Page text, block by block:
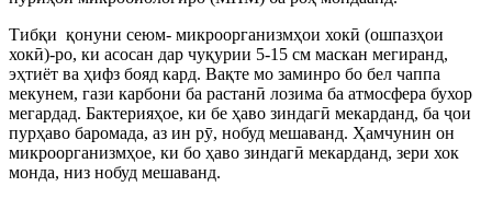
Тибқи қонуни сеюм- микроорганизмҳои хокӣ (ошпазҳои
хокӣ)-ро, ки асосан дар чуқурии 5-15 см маскан мегиранд,
эҳтиёт ва ҳифз бояд кард. Вақте мо заминро бо бел чаппа
мекунем, гази карбони ба растанӣ лозима ба атмосфера бухор
мегардад. Бактерияҳое, ки бе ҳаво зиндагӣ мекарданд, ба ҷои
пурҳаво баромада, аз ин рӯ, нобуд мешаванд. Ҳамчунин он
микроорганизмҳое, ки бо ҳаво зиндагӣ мекарданд, зери хок
монда, низ нобуд мешаванд.